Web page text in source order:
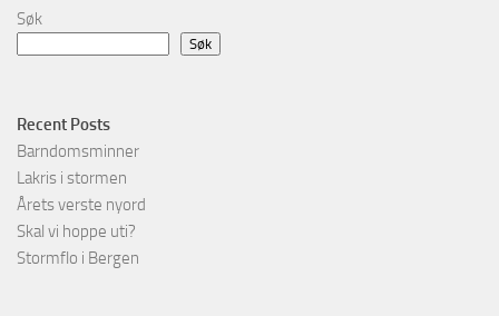
Søk
Søk
Recent Posts
Barndomsminner
Lakris i stormen
Årets verste nyord
Skal vi hoppe uti?
Stormflo i Bergen